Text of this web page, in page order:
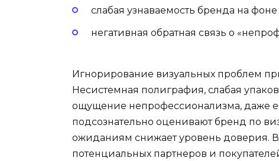
слабая узнаваемость бренда на
негативная обратная связь о
Игнорирование визуальных проблем
Несистемная полиграфия, слабая
ощущение непрофессионализма, даже
подсознательно оценивают бренд по
ожиданиям снижает уровень доверия. В
потенциальных партнеров и